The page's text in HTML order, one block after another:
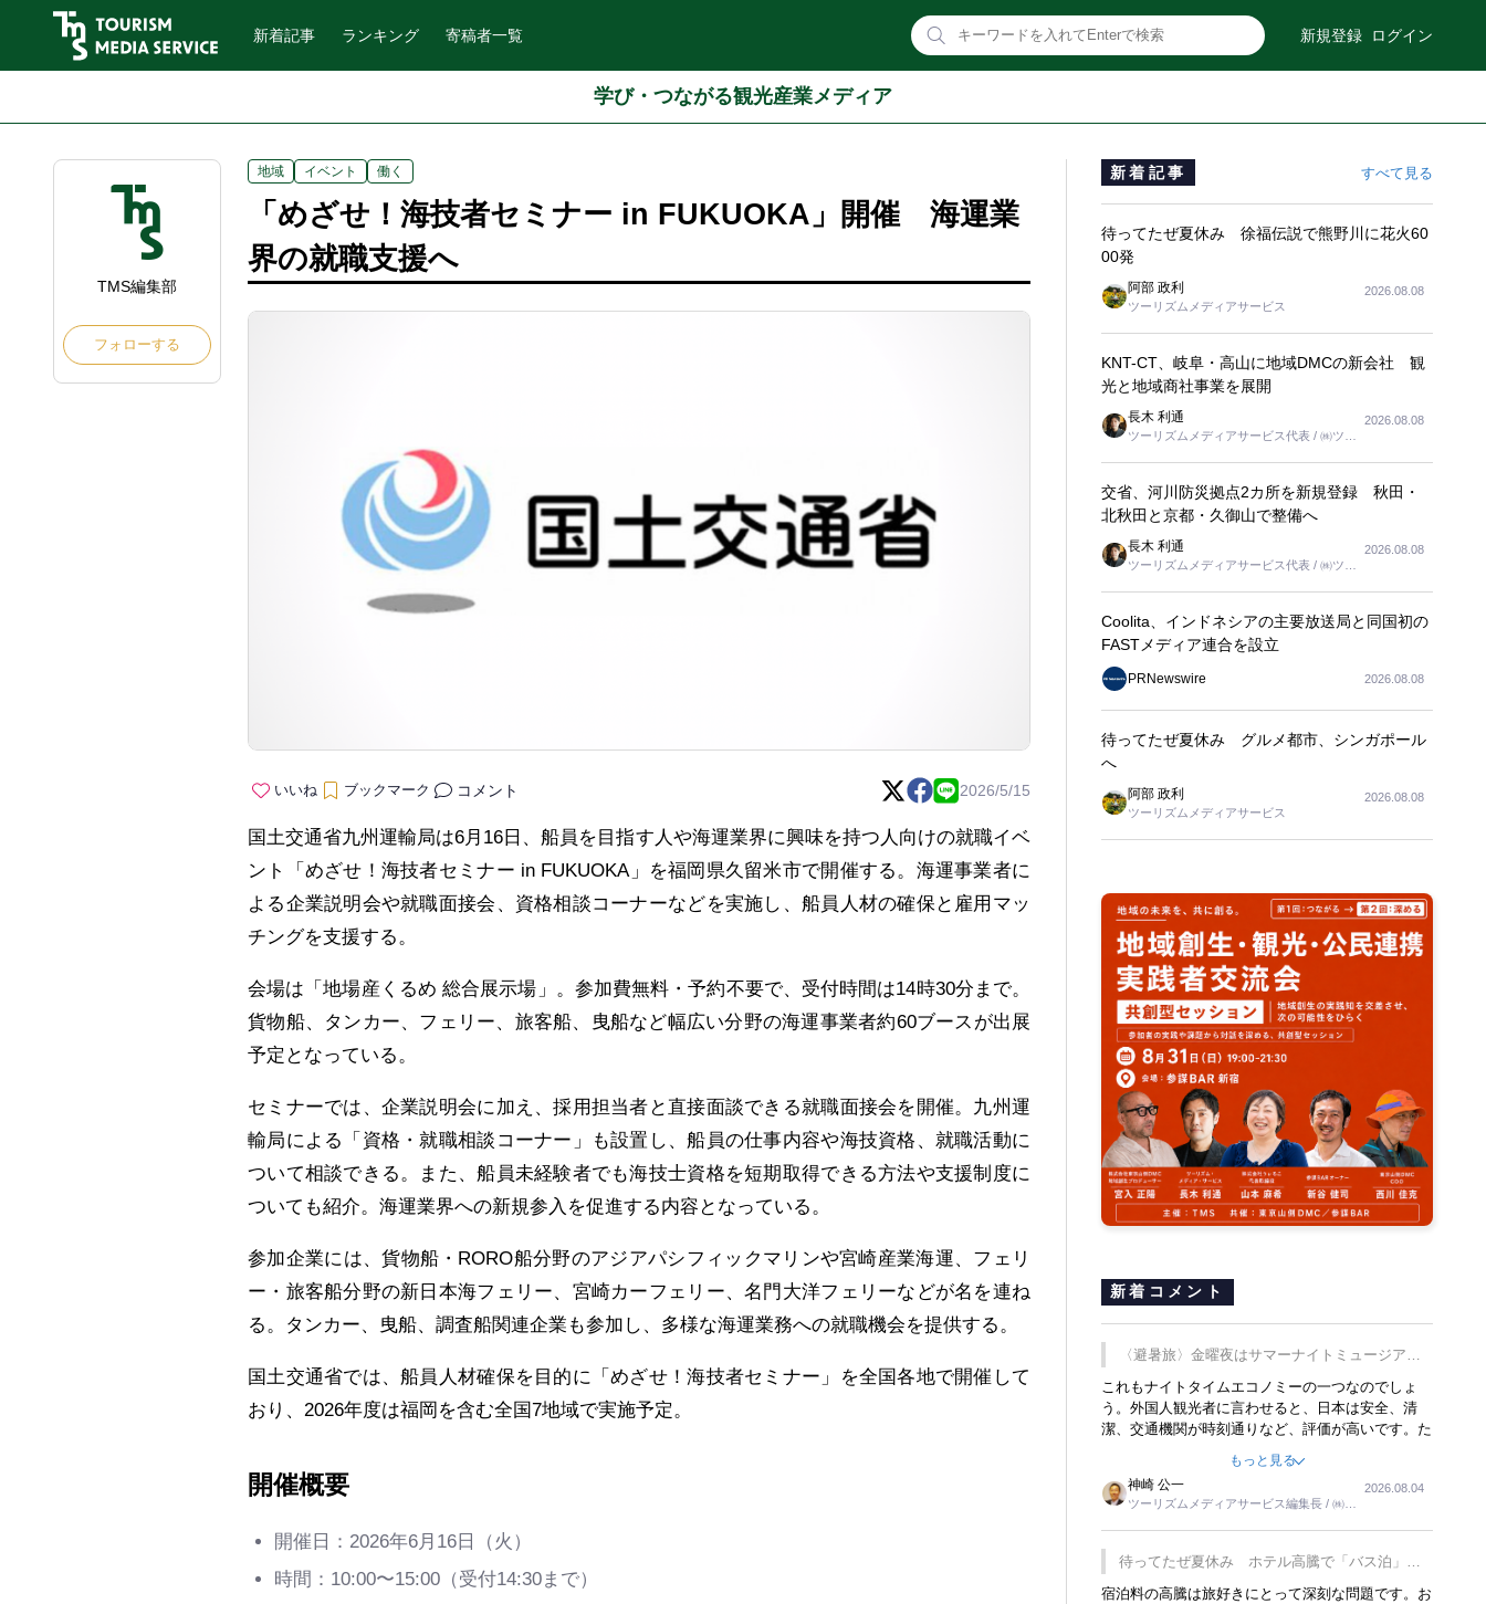
新着記事 ランキング 寄稿者一覧 新規登録 ログイン
学び・つながる観光産業メディア
TMS編集部
フォローする
地域 イベント 働く
「めざせ！海技者セミナー in FUKUOKA」開催 海運業
界の就職支援へ
いいね ブックマーク コメント 2026/5/15
国土交通省九州運輸局は6月16日、船員を目指す人や海運業界に興味を持つ人向けの就職イベ
ント「めざせ！海技者セミナー in FUKUOKA」を福岡県久留米市で開催する。海運事業者に
よる企業説明会や就職面接会、資格相談コーナーなどを実施し、船員人材の確保と雇用マッ
チングを支援する。
会場は「地場産くるめ 総合展示場」。参加費無料・予約不要で、受付時間は14時30分まで。
貨物船、タンカー、フェリー、旅客船、曳船など幅広い分野の海運事業者約60ブースが出展
予定となっている。
セミナーでは、企業説明会に加え、採用担当者と直接面談できる就職面接会を開催。九州運
輸局による「資格・就職相談コーナー」も設置し、船員の仕事内容や海技資格、就職活動に
ついて相談できる。また、船員未経験者でも海技士資格を短期取得できる方法や支援制度に
ついても紹介。海運業界への新規参入を促進する内容となっている。
参加企業には、貨物船・RORO船分野のアジアパシフィックマリンや宮崎産業海運、フェリ
ー・旅客船分野の新日本海フェリー、宮崎カーフェリー、名門大洋フェリーなどが名を連ね
る。タンカー、曳船、調査船関連企業も参加し、多様な海運業務への就職機会を提供する。
国土交通省では、船員人材確保を目的に「めざせ！海技者セミナー」を全国各地で開催して
おり、2026年度は福岡を含む全国7地域で実施予定。
開催概要
開催日：2026年6月16日（火）
時間：10:00〜15:00（受付14:30まで）
新着記事 すべて見る
待ってたぜ夏休み 徐福伝説で熊野川に花火60
00発
阿部 政利
ツーリズムメディアサービス
2026.08.08
KNT-CT、岐阜・高山に地域DMCの新会社 観
光と地域商社事業を展開
長木 利通
ツーリズムメディアサービス代表 / ㈱ツー
2026.08.08
交省、河川防災拠点2カ所を新規登録 秋田・
北秋田と京都・久御山で整備へ
長木 利通
ツーリズムメディアサービス代表 / ㈱ツー
2026.08.08
Coolita、インドネシアの主要放送局と同国初の
FASTメディア連合を設立
PRNewswire 2026.08.08
待ってたぜ夏休み グルメ都市、シンガポール
へ
阿部 政利
ツーリズムメディアサービス
2026.08.08
新着コメント
〈避暑旅〉金曜夜はサマーナイトミュージア
ム、都立6施設で
これもナイトタイムエコノミーの一つなのでしょ
う。外国人観光者に言わせると、日本は安全、清
潔、交通機関が時刻通りなど、評価が高いです。た
す。そのような意味で、金曜夜にこのようなイベン
トが行われれば、日本人に限らず外国人にとっても
楽しみが増えるでしょうね。
もっと見る
神崎 公一
ツーリズムメディアサービス編集長 / ㈱ツ
2026.08.04
待ってたぜ夏休み ホテル高騰で「バス泊」人
気
宿泊料の高騰は旅好きにとって深刻な問題です。お